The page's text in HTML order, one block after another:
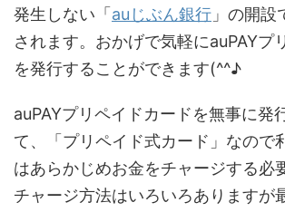
発生しない「 auじぶん銀行 」の開設
されます。おかげで気軽にauPAYプ
を発行することができます(^^♪
auPAYプリペイドカードを無事に発
て、「プリペイド式カード」なので
はあらかじめお金をチャージする必
チャージ方法はいろいろありますが